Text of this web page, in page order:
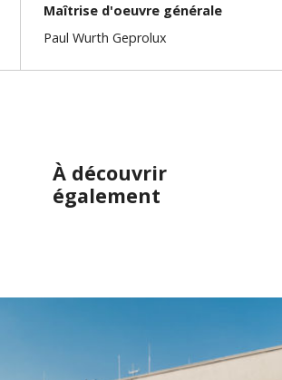
Maîtrise d'oeuvre générale
Paul Wurth Geprolux
À découvrir
également